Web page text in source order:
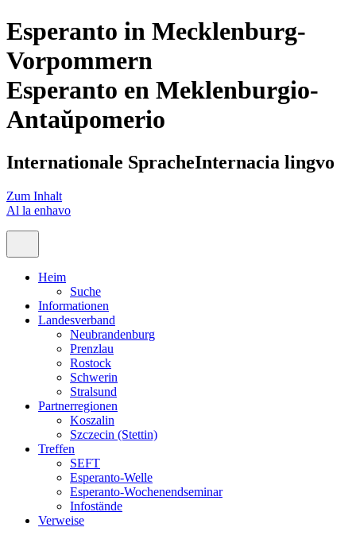
Esperanto in Mecklenburg-
Vorpommern
Esperanto en Meklenburgio-
Antaŭpomerio
Internationale SpracheInternacia lingvo
Zum Inhalt
Al la enhavo
Heim
Suche
Informationen
Landesverband
Neubrandenburg
Prenzlau
Rostock
Schwerin
Stralsund
Partnerregionen
Koszalin
Szczecin (Stettin)
Treffen
SEFT
Esperanto-Welle
Esperanto-Wochenendseminar
Infostände
Verweise